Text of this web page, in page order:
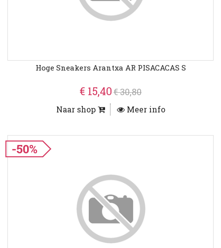
Hoge Sneakers Arantxa AR PISACACAS S
€ 15,40€ 30,80
Naar shop Meer info
-50%